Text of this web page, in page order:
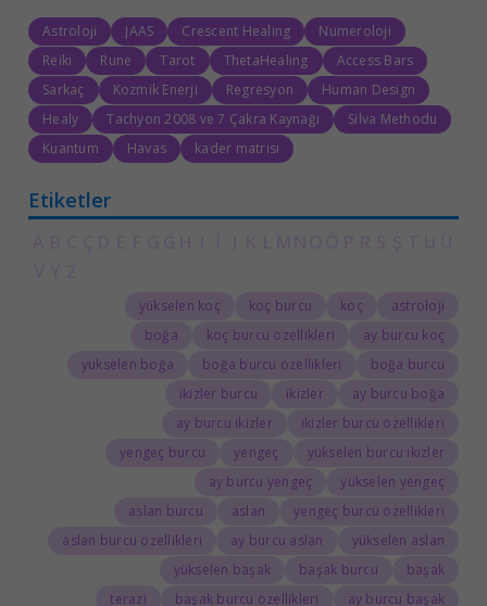
Astroloji JAAS Crescent Healing
Numeroloji
Reiki
Rune Tarot ThetaHealing
Access Bars
Sarkaç
Kozmik Enerji Regresyon
Human Design
Healy
Tachyon 2008 ve 7 Çakra Kaynağı
Silva Methodu
Kuantum
Havas kader matrisi
Etiketler
astroloji
koç
koç burcu
yükselen koç
ay burcu koç
koç burcu özellikleri
boğa
boğa burcu
boğa burcu özellikleri
yükselen boğa
ay burcu boğa
ikizler
ikizler burcu
ikizler burcu özellikleri
ay burcu ikizler
yükselen burcu ikizler
yengeç
yengeç burcu
yükselen yengeç
ay burcu yengeç
yengeç burcu özellikleri
aslan
aslan burcu
yükselen aslan
ay burcu aslan
aslan burcu özellikleri
başak
başak burcu
yükselen başak
ay burcu başak
başak burcu özellikleri
terazi